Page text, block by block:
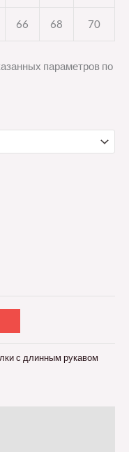
66 68 70
параметров по
с длинным рукавом